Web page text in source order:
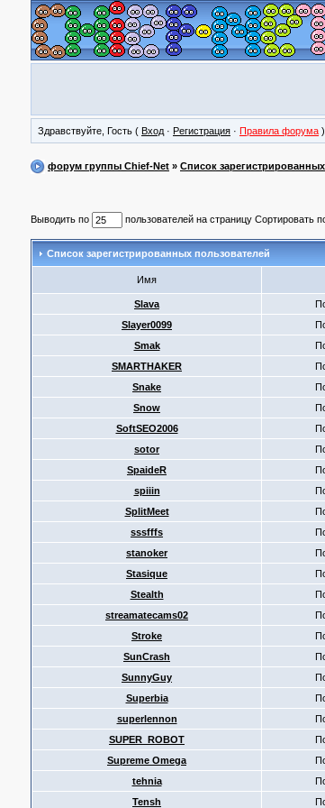
Здравствуйте, Гость ( Вход · Регистрация · Правила форума )
форум группы Chief-Net » Список
Выводить по пользователей на страницу Сортировать
Список зарегистрированных пользователей
Имя
Slava
Slayer0099
Smak
SMARTHAKER
Snake
Snow
SoftSEO2006
sotor
SpaideR
spiiin
SplitMeet
sssfffs
stanoker
Stasique
Stealth
streamatecams02
Stroke
SunCrash
SunnyGuy
Superbia
superlennon
SUPER_ROBOT
Supreme Omega
tehnia
Tensh